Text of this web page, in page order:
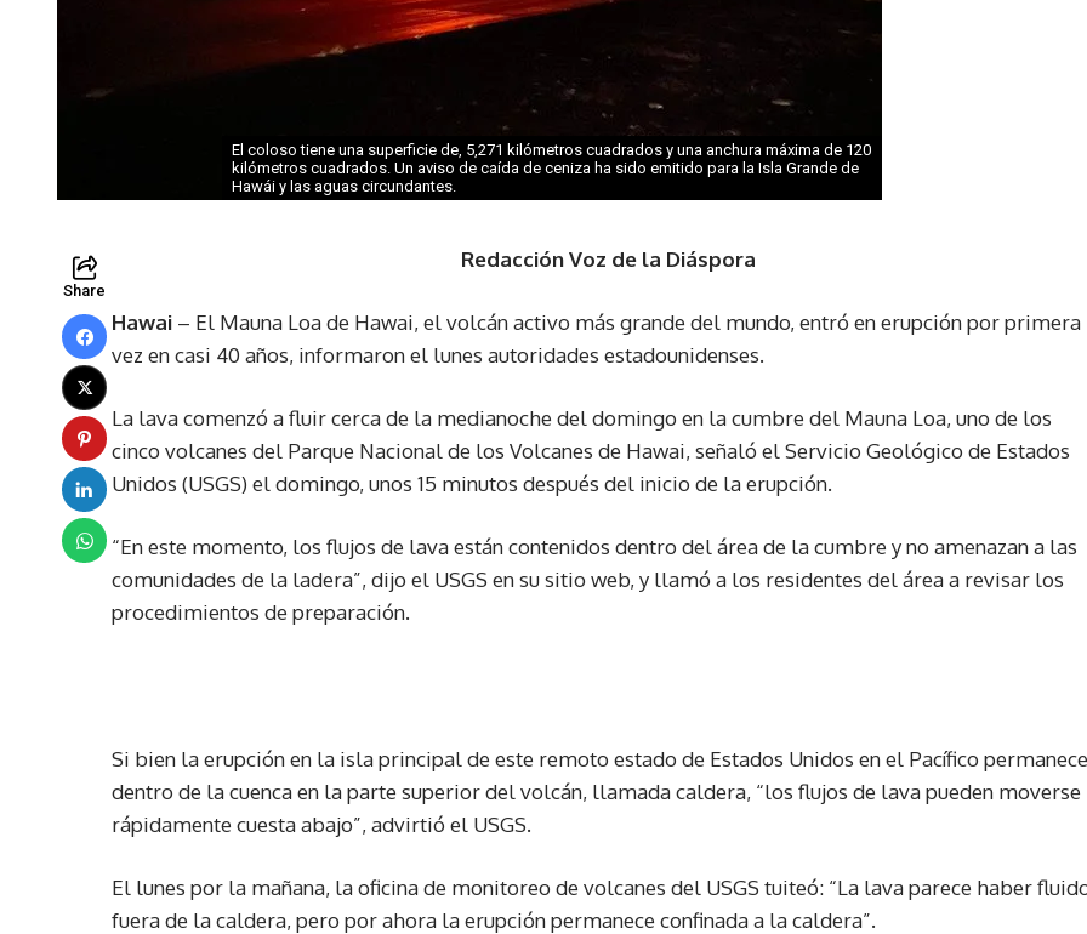
El coloso tiene una superficie de, 5,271 kilómetros cuadrados y una anchura máxima de 120
kilómetros cuadrados. Un aviso de caída de ceniza ha sido emitido para la Isla Grande de
Hawái y las aguas circundantes.
Share
Redacción Voz de la Diáspora
Hawai – El Mauna Loa de Hawai, el volcán activo más grande del mundo, entró en erupción por primera
vez en casi 40 años, informaron el lunes autoridades estadounidenses.
La lava comenzó a fluir cerca de la medianoche del domingo en la cumbre del Mauna Loa, uno de los
cinco volcanes del Parque Nacional de los Volcanes de Hawai, señaló el Servicio Geológico de Estados
Unidos (USGS) el domingo, unos 15 minutos después del inicio de la erupción.
“En este momento, los flujos de lava están contenidos dentro del área de la cumbre y no amenazan a las
comunidades de la ladera”, dijo el USGS en su sitio web, y llamó a los residentes del área a revisar los
procedimientos de preparación.
Si bien la erupción en la isla principal de este remoto estado de Estados Unidos en el Pacífico permanece
dentro de la cuenca en la parte superior del volcán, llamada caldera, “los flujos de lava pueden moverse
rápidamente cuesta abajo”, advirtió el USGS.
El lunes por la mañana, la oficina de monitoreo de volcanes del USGS tuiteó: “La lava parece haber
fuera de la caldera, pero por ahora la erupción permanece confinada a la caldera”.